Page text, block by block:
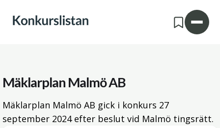
Mäklarplan Malmö AB
Mäklarplan Malmö AB gick i konkurs 27
september 2024efter beslut vid Malmö tingsrätt.